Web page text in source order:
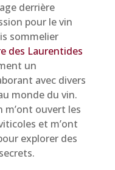
derrière
pour le vin
sommelier
des Laurentides
un
avec divers
monde du vin.
m’ont ouvert les
et m’ont
explorer des